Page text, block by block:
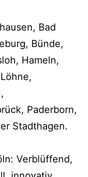
Bad
Bünde,
Hameln,
Paderborn,
Stadthagen.
Verblüffend,